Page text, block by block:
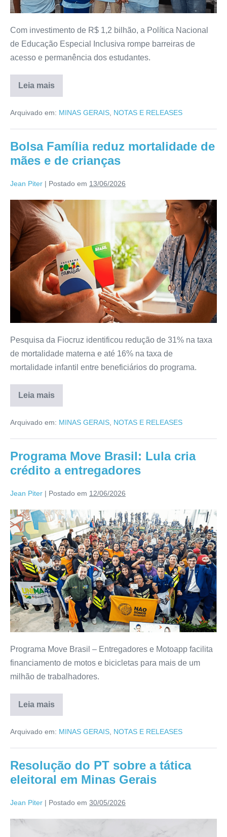
Com investimento de R$ 1,2 bilhão, a Política Nacional
de Educação Especial Inclusiva rompe barreiras de
acesso e permanência dos estudantes.
Leia mais
Arquivado em: MINAS GERAIS, NOTAS E RELEASES
Bolsa Família reduz mortalidade de
mães e de crianças
Jean Piter | Postado em 13/06/2026
Pesquisa da Fiocruz identificou redução de 31% na taxa
de mortalidade materna e até 16% na taxa de
mortalidade infantil entre beneficiários do programa.
Leia mais
Arquivado em: MINAS GERAIS NOTAS E RELEASES
Programa Move Brasil: Lula cria
crédito a entregadores
Jean Piter | Postado em 12/06/2026
Programa Move Brasil – Entregadores e Motoapp facilita
financiamento de motos e bicicletas para mais de um
milhão de trabalhadores.
Leia mais
Arquivado em: MINAS GERAIS, NOTAS E RELEASES
Resolução do PT sobre a tática
eleitoral em Minas Gerais
Jean Piter | Postado em 30/05/2026